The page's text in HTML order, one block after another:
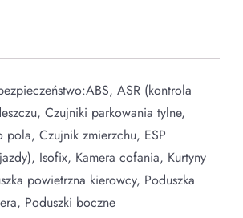
ASR (kontrola
Czujniki parkowania tylne,
pola, Czujnik zmierzchu, ESP
Isofix, Kamera cofania, Kurtyny
powietrzna kierowcy, Poduszka
Poduszki boczne